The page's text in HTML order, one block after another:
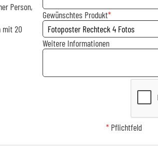
Person,
mit 20
Gewünschtes Produkt
Weitere Informationen
*Pflichtfeld